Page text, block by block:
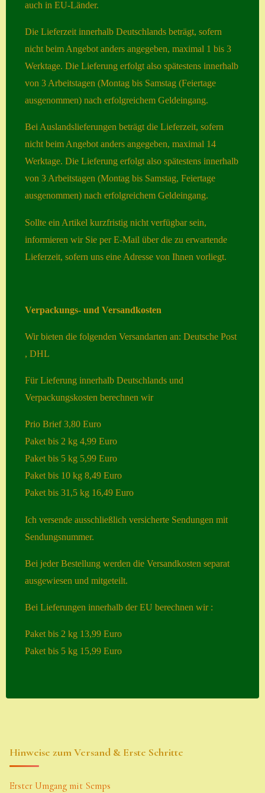
Account
Allgemeine
Geschäftsbedingu
ngen
Comeback &
Neuheiten
Datenschutzerklä
rung
Erster Umgang
mit Semps
Gästebuch
Heuffelii’s
Shop
Sue Thomas
Versand
Zahlung
auch in EU-Länder.
Die Lieferzeit innerhalb Deutschlands beträgt, sofern
nicht beim Angebot anders angegeben, maximal 1 bis 3
Werktage. Die Lieferung erfolgt also spätestens innerhalb
von 3 Arbeitstagen (Montag bis Samstag (Feiertage
ausgenommen) nach erfolgreichem Geldeingang.
Bei Auslandslieferungen beträgt die Lieferzeit, sofern
nicht beim Angebot anders angegeben, maximal 14
Werktage. Die Lieferung erfolgt also spätestens innerhalb
von 3 Arbeitstagen (Montag bis Samstag, Feiertage
ausgenommen) nach erfolgreichem Geldeingang.
Sollte ein Artikel kurzfristig nicht verfügbar sein,
informieren wir Sie per E-Mail über die zu erwartende
Lieferzeit, sofern uns eine Adresse von Ihnen vorliegt.
Verpackungs- und Versandkosten
Wir bieten die folgenden Versandarten an: Deutsche Post
, DHL
Für Lieferung innerhalb Deutschlands und
Verpackungskosten berechnen wir
Prio Brief 3,80 Euro
Paket bis 2 kg 4,99 Euro
Paket bis 5 kg 5,99 Euro
Paket bis 10 kg 8,49 Euro
Paket bis 31,5 kg 16,49 Euro
Ich versende ausschließlich versicherte Sendungen mit
Sendungsnummer.
Bei jeder Bestellung werden die Versandkosten separat
ausgewiesen und mitgeteilt.
Bei Lieferungen innerhalb der EU berechnen wir :
Paket bis 2 kg 13,99 Euro
Paket bis 5 kg 15,99 Euro
Hinweise zum Versand & Erste Schritte
Erster Umgang mit Semps